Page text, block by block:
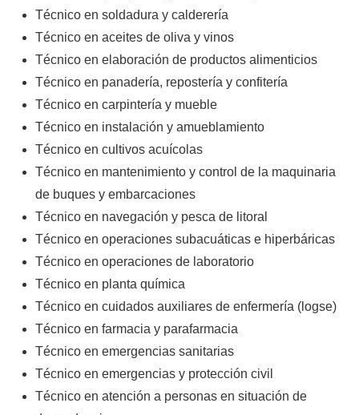
Técnico en soldadura y calderería
Técnico en aceites de oliva y vinos
Técnico en elaboración de productos alimenticios
Técnico en panadería, repostería y confitería
Técnico en carpintería y mueble
Técnico en instalación y amueblamiento
Técnico en cultivos acuícolas
Técnico en mantenimiento y control de la maquinaria
de buques y embarcaciones
Técnico en navegación y pesca de litoral
Técnico en operaciones subacuáticas e hiperbáricas
Técnico en operaciones de laboratorio
Técnico en planta química
Técnico en cuidados auxiliares de enfermería (logse)
Técnico en farmacia y parafarmacia
Técnico en emergencias sanitarias
Técnico en emergencias y protección civil
Técnico en atención a personas en situación de